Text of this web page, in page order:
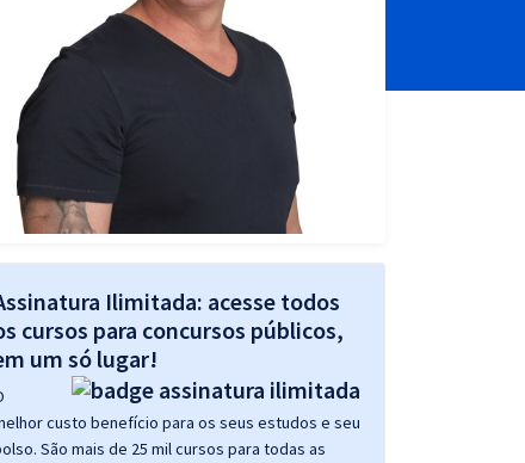
Ilimitada: acesse todos
cursos para concursos públicos,
um só lugar!
custo benefício para os seus estudos e seu
São mais de 25 mil cursos para todas as